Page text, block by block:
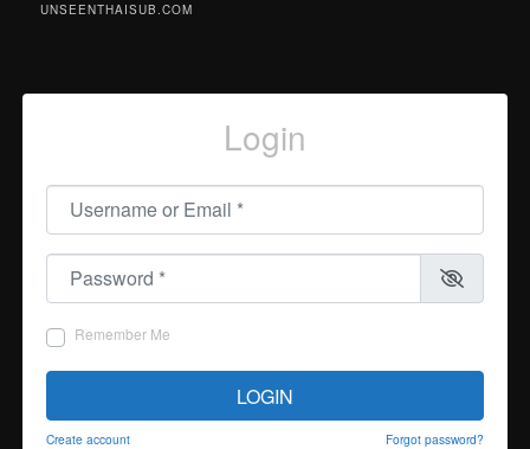
UNSEENTHAISUB.COM
Login
Username or Email
Password
Remember Me
LOGIN
Create account Forgot password?